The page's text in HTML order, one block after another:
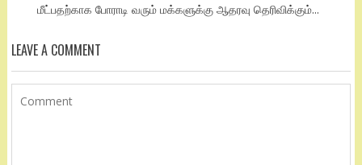
மீட்பதற்காக போராடி வரும் மக்களுக்கு ஆதரவு தெரிவிக்கும்...
LEAVE A COMMENT